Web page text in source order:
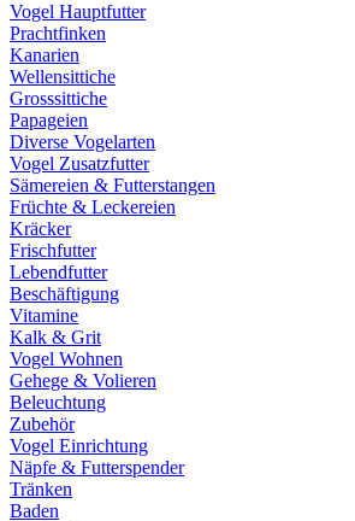
Vogel Hauptfutter
Prachtfinken
Kanarien
Wellensittiche
Grosssittiche
Papageien
Diverse Vogelarten
Vogel Zusatzfutter
Sämereien & Futterstangen
Früchte & Leckereien
Kräcker
Frischfutter
Lebendfutter
Beschäftigung
Vitamine
Kalk & Grit
Vogel Wohnen
Gehege & Volieren
Beleuchtung
Zubehör
Vogel Einrichtung
Näpfe & Futterspender
Tränken
Baden